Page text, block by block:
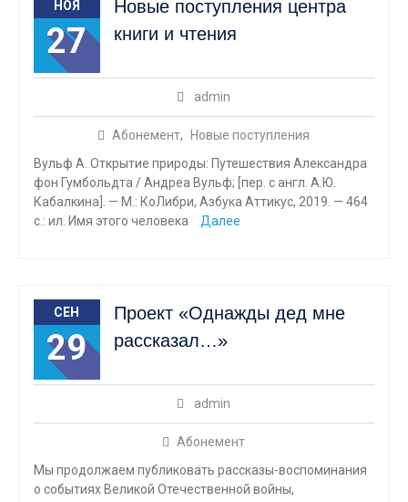
НОЯ
27
Новые поступления центра
книги и чтения
admin
Абонемент,
Новые поступления
Вульф А. Открытие природы: Путешествия Александра
фон Гумбольдта / Андреа Вульф; [пер. с англ. А.Ю.
Кабалкина]. — М.: КоЛибри, Азбука Аттикус, 2019. — 464
с.: ил. Имя этого человека
Далее
СЕН
29
Проект «Однажды дед мне
рассказал…»
admin
Абонемент
Мы продолжаем публиковать рассказы-воспоминания
о событиях Великой Отечественной войны,